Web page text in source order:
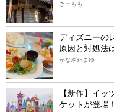
きーもも
ディズニーの
原因と対処法
かなざわまゆ
【新作】イ
ケットが登場